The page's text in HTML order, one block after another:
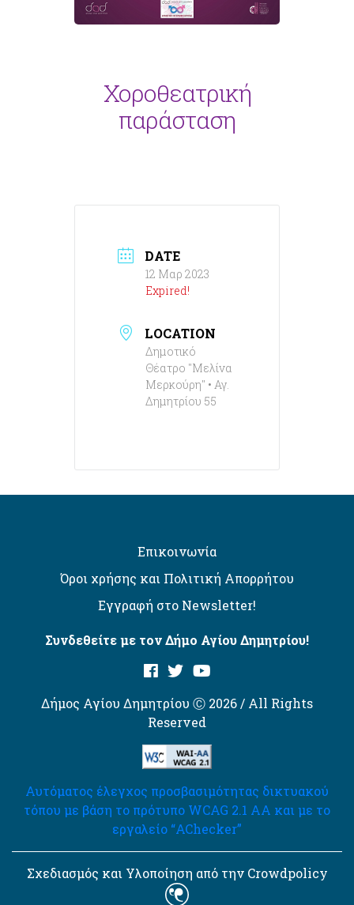
Χοροθεατρική
παράσταση
DATE
12 Μαρ 2023
Expired!
LOCATION
Δημοτικό
Θέατρο "Μελίνα
Μερκούρη" • Αγ.
Δημητρίου 55
Επικοινωνία
Όροι χρήσης και Πολιτική Απορρήτου
Εγγραφή στο Newsletter!
Συνδεθείτε με τον Δήμο Αγίου Δημητρίου!
Δήμος Αγίου Δημητρίου Ⓒ 2026 / All Rights
Reserved
Αυτόματος έλεγχος προσβασιμότητας δικτυακού
τόπου με βάση το πρότυπο WCAG 2.1 AA και με το
εργαλείο “AChecker”
Σχεδιασμός και Υλοποίηση από την Crowdpolicy